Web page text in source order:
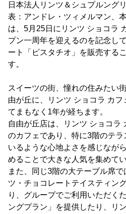
日本法人リンツ＆シュプルング
表：アンドレ・ツィメルマン、
は、5月25日にリンツ ショコラ
プン一周年を迎えるのを記念し
ート「ピスタチオ」を販売する
す。
スイーツの街、憧れの住みたい
由が丘に、リンツ ショコラ カ
てまもなく1年が経ちます。
自由が丘店は、リンツ ショコラ
のカフェであり、特に3階のテ
いるような心地よさを感じなが
めることで大きな人気を集めてい
また、同じ3階の大テーブル席
ツ・チョコレートテイスティン
り、グループでご利用いただく
ングプラン」を提供したり、リ